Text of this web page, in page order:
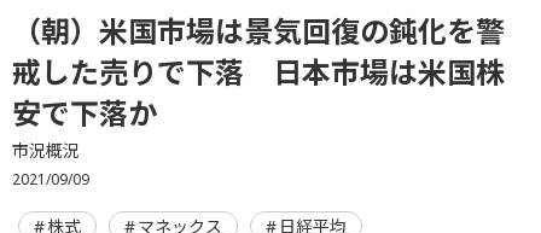
（朝）米国市場は景気回復の鈍化を警
戒した売りで下落 日本市場は米国株
安で下落か
市況概況
2021/09/09
株式 マネックス 日経平均